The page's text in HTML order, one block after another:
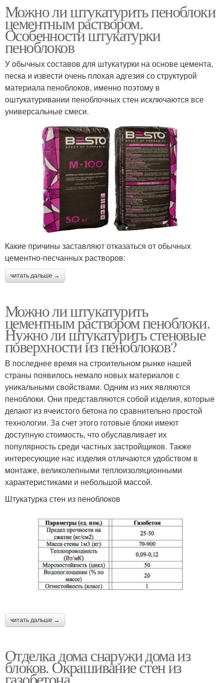
Можно ли штукатурить пеноблоки
цементным раствором.
Особенности штукатурки
пеноблоков
У обычных составов для штукатурки на основе цемента,
песка и извести очень плохая адгезия со структурой
материала пеноблоков, именно поэтому в
оштукатуривании пеноблочных стен исключаются все
универсальные смеси.
Какие причины заставляют отказаться от обычных
цементно-песчанных растворов:
читать дальше →
Можно ли штукатурить
цементным раствором пеноблоки.
Нужно ли штукатурить стеновые
поверхности из пеноблоков?
В последнее время на строительном рынке нашей
страны появилось немало новых материалов с
уникальными свойствами. Одним из них являются
пеноблоки. Они представляются собой изделия, которые
делают из ячеистого бетона по сравнительно простой
технологии. За счет этого готовые блоки имеют
доступную стоимость, что обуславливает их
популярность среди частных застройщиков. Также
интересующие нас изделия отличаются удобством в
монтаже, великолепными теплоизоляционными
характеристиками и небольшой массой.
Штукатурка стен из пеноблоков
читать дальше →
Отделка дома снаружи дома из
блоков. Окрашивание стен из